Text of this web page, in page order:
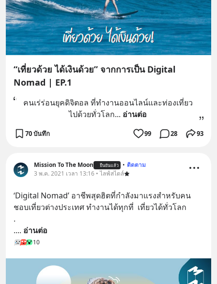
“เที่ยวด้วย ได้เงินด้วย” จากการเป็น Digital
Nomad | EP.1
คนเร่ร่อนยุคดิจิตอล ที่ทำงานออนไลน์และท่องเที่ยว
ไปด้วยทั่วโลก... อ่านต่อ
70 บันทึก 99 28 93
Mission To The Moon ยืนยันแล้ว • ติดตาม
3 พ.ค. 2021 เวลา 13:16 • ไลฟ์สไตล์
‘Digital Nomad’ อาชีพสุดฮิตที่กำลังมาแรงสำหรับคน
ชอบเที่ยวต่างประเทศ ทำงานได้ทุกที่  เที่ยวได้ทั่วโลก
.
.... อ่านต่อ
10